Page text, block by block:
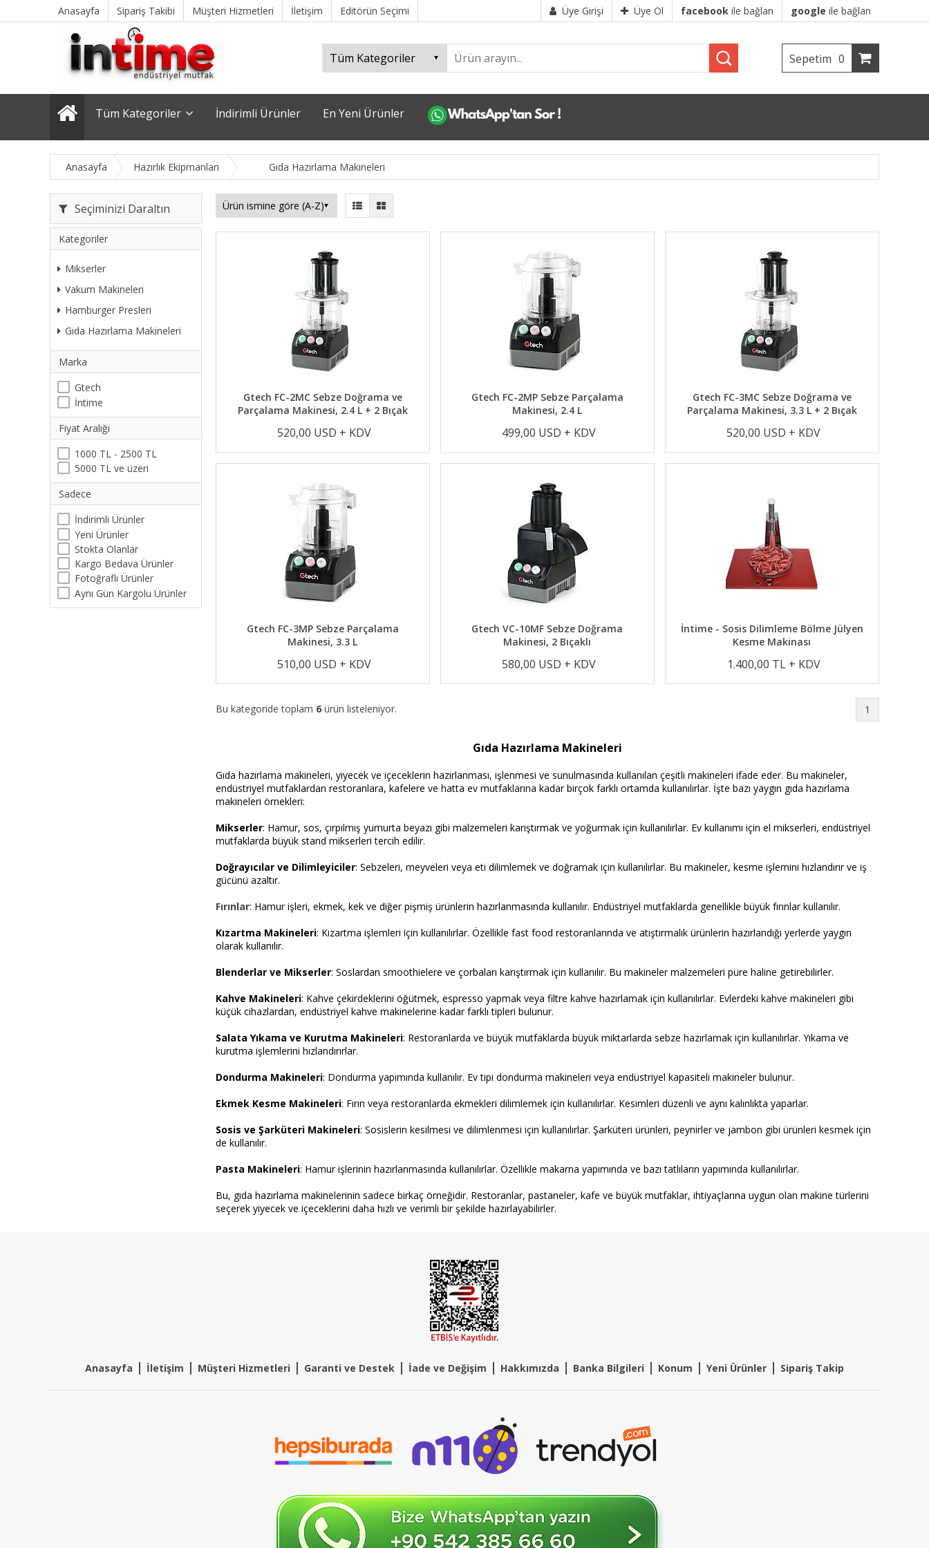
Anasayfa Sipariş Takibi Müşteri Hizmetleri İletişim Editörün Seçimi Üye Girişi Üye Ol facebook ile bağlan google ile bağlan
Sepetim 0
Tüm Kategoriler İndirimli Ürünler En Yeni Ürünler
Anasayfa Hazırlık Ekipmanları Gıda Hazırlama Makineleri
Seçiminizi Daraltın
Kategoriler
Mikserler
Vakum Makineleri
Hamburger Presleri
Gıda Hazırlama Makineleri
Marka
Gtech
İntime
Fiyat Aralığı
1000 TL - 2500 TL
5000 TL ve üzeri
Sadece
İndirimli Ürünler
Yeni Ürünler
Stokta Olanlar
Kargo Bedava Ürünler
Fotoğraflı Ürünler
Aynı Gün Kargolu Ürünler
Gtech FC-2MC Sebze Doğrama ve
Parçalama Makinesi, 2.4 L + 2 Bıçak
520,00 USD + KDV
Gtech FC-2MP Sebze Parçalama
Makinesi, 2.4 L
499,00 USD + KDV
Gtech FC-3MC Sebze Doğrama ve
Parçalama Makinesi, 3.3 L + 2 Bıçak
520,00 USD + KDV
Gtech FC-3MP Sebze Parçalama
Makinesi, 3.3 L
510,00 USD + KDV
Gtech VC-10MF Sebze Doğrama
Makinesi, 2 Bıçaklı
580,00 USD + KDV
İntime - Sosis Dilimleme Bölme Jülyen
Kesme Makinası
1.400,00 TL + KDV
Bu kategoride toplam 6 ürün listeleniyor. 1
Gıda Hazırlama Makineleri
Gıda hazırlama makineleri, yiyecek ve içeceklerin hazırlanması, işlenmesi ve sunulmasında kullanılan çeşitli makineleri ifade eder. Bu makineler,
endüstriyel mutfaklardan restoranlara, kafelere ve hatta ev mutfaklarına kadar birçok farklı ortamda kullanılırlar. İşte bazı yaygın gıda hazırlama
makineleri örnekleri:
Mikserler: Hamur, sos, çırpılmış yumurta beyazı gibi malzemeleri karıştırmak ve yoğurmak için kullanılırlar. Ev kullanımı için el mikserleri, endüstriyel
mutfaklarda büyük stand mikserleri tercih edilir.
Doğrayıcılar ve Dilimleyiciler: Sebzeleri, meyveleri veya eti dilimlemek ve doğramak için kullanılırlar. Bu makineler, kesme işlemini hızlandırır ve iş
gücünü azaltır.
Fırınlar: Hamur işleri, ekmek, kek ve diğer pişmiş ürünlerin hazırlanmasında kullanılır. Endüstriyel mutfaklarda genellikle büyük fırınlar kullanılır.
Kızartma Makineleri: Kızartma işlemleri için kullanılırlar. Özellikle fast food restoranlarında ve atıştırmalık ürünlerin hazırlandığı yerlerde yaygın
olarak kullanılır.
Blenderlar ve Mikserler: Soslardan smoothielere ve çorbaları karıştırmak için kullanılır. Bu makineler malzemeleri püre haline getirebilirler.
Kahve Makineleri: Kahve çekirdeklerini öğütmek, espresso yapmak veya filtre kahve hazırlamak için kullanılırlar. Evlerdeki kahve makineleri gibi
küçük cihazlardan, endüstriyel kahve makinelerine kadar farklı tipleri bulunur.
Salata Yıkama ve Kurutma Makineleri: Restoranlarda ve büyük mutfaklarda büyük miktarlarda sebze hazırlamak için kullanılırlar. Yıkama ve
kurutma işlemlerini hızlandırırlar.
Dondurma Makineleri: Dondurma yapımında kullanılır. Ev tipi dondurma makineleri veya endüstriyel kapasiteli makineler bulunur.
Ekmek Kesme Makineleri: Fırın veya restoranlarda ekmekleri dilimlemek için kullanılırlar. Kesimleri düzenli ve aynı kalınlıkta yaparlar.
Sosis ve Şarküteri Makineleri: Sosislerin kesilmesi ve dilimlenmesi için kullanılırlar. Şarküteri ürünleri, peynirler ve jambon gibi ürünleri kesmek için
de kullanılır.
Pasta Makineleri: Hamur işlerinin hazırlanmasında kullanılırlar. Özellikle makarna yapımında ve bazı tatlıların yapımında kullanılırlar.
Bu, gıda hazırlama makinelerinin sadece birkaç örneğidir. Restoranlar, pastaneler, kafe ve büyük mutfaklar, ihtiyaçlarına uygun olan makine türlerini
seçerek yiyecek ve içeceklerini daha hızlı ve verimli bir şekilde hazırlayabilirler.
Anasayfa | İletişim | Müşteri Hizmetleri | Garanti ve Destek | İade ve Değişim | Hakkımızda | Banka Bilgileri | Konum | Yeni Ürünler | Sipariş Takip